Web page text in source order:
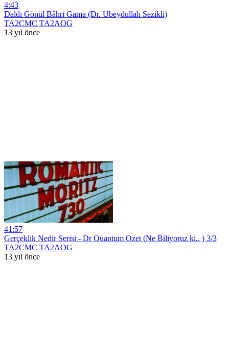
4:43
Daldı Gönül Bâhri Gama (Dr. Ubeydullah Sezikli)
TA2CMC TA2AOG
13 yıl önce
41:57
Gerçeklik Nedir Serisi - Dr Quantum Ozet (Ne Biliyoruz ki.. ) 3/3
TA2CMC TA2AOG
13 yıl önce